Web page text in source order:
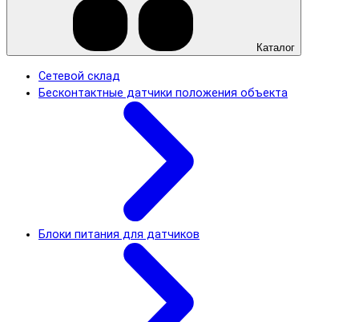
Каталог
Сетевой склад
Бесконтактные датчики положения объекта
Блоки питания для датчиков